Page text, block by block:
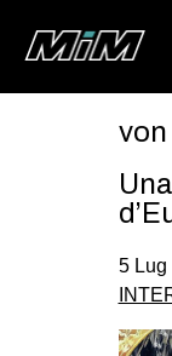
von
5 Lug